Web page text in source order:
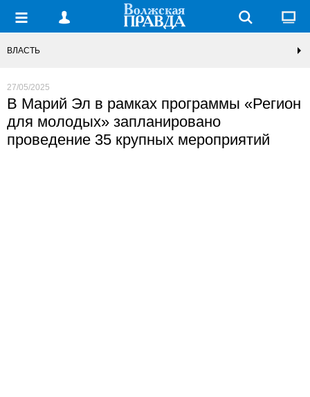
ВЛАСТЬ
27/05/2025
В Марий Эл в рамках программы «Регион
для молодых» запланировано
проведение 35 крупных мероприятий